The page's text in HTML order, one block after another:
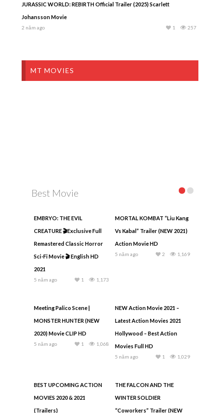
JURASSIC WORLD: REBIRTH Official Trailer (2025) Scarlett
Johansson Movie
2 năm ago 257
1
MT MOVIES
Best Movie
EMBRYO: THE EVIL
CREATURE 🎬Exclusive Full
Remastered Classic Horror
Sci-Fi Movie 🎬 English HD
2021
5 năm ago 1,173
1
MORTAL KOMBAT “Liu Kang
Vs Kabal” Trailer (NEW 2021)
Action Movie HD
5 năm ago 1,169
2
Meeting Palico Scene |
MONSTER HUNTER (NEW
2020) Movie CLIP HD
5 năm ago 1,068
1
NEW Action Movie 2021 –
Latest Action Movies 2021
Hollywood – Best Action
Movies Full HD
5 năm ago 1,029
1
BEST UPCOMING ACTION
MOVIES 2020 & 2021
(Trailers)
THE FALCON AND THE
WINTER SOLDIER
“Coworkers” Trailer (NEW